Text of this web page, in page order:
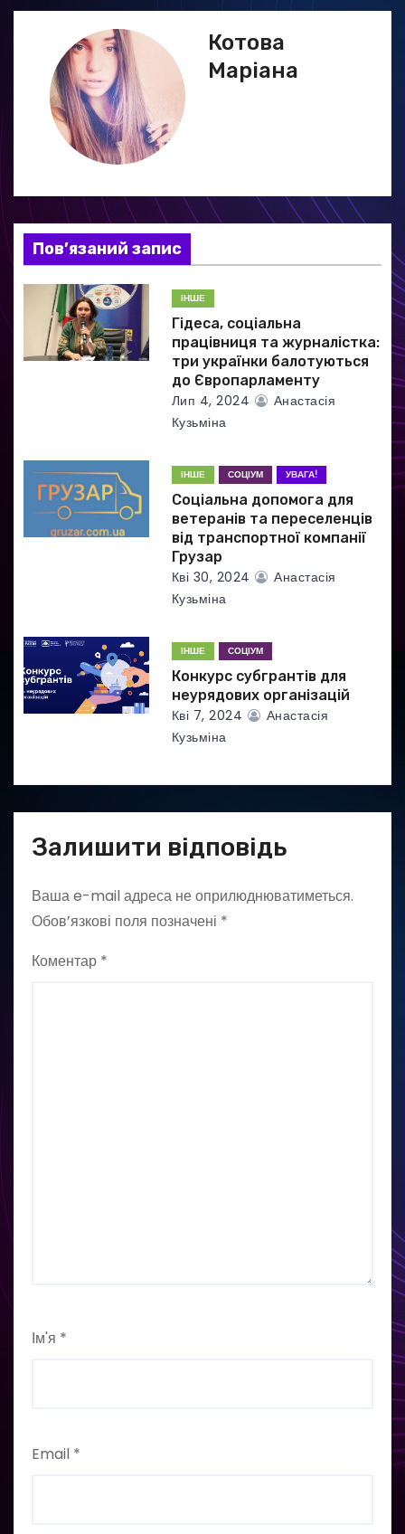
г
з
а
п
с
Котова
Маріана
Пов’язаний запис
ІНШЕ
Гідеса, соціальна
працівниця та журналістка:
три українки балотуються
до Європарламенту
Лип 4, 2024
Анастасія
Кузьміна
ІНШЕ СОЦІУМ УВАГА!
Соціальна допомога для
ветеранів та переселенців
від транспортної компанії
Грузар
Кві 30, 2024
Анастасія
Кузьміна
ІНШЕ СОЦІУМ
Конкурс субгрантів для
неурядових організацій
Кві 7, 2024
Анастасія
Кузьміна
Залишити відповідь
Ваша e-mail адреса не оприлюднюватиметься.
Обов’язкові поля позначені *
Коментар *
Ім'я *
Email *